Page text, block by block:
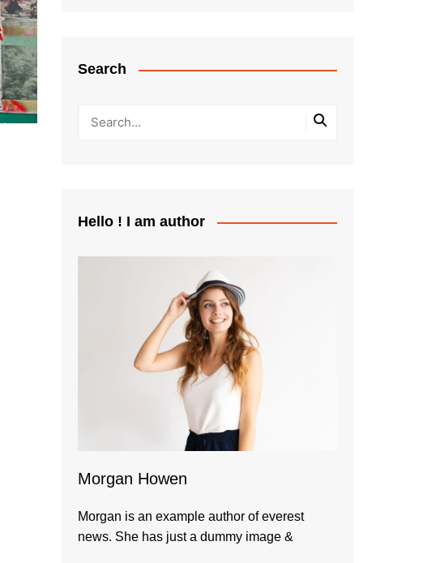
Search
Hello ! I am author
Morgan Howen
Morgan is an example author of everest
news. She has just a dummy image &